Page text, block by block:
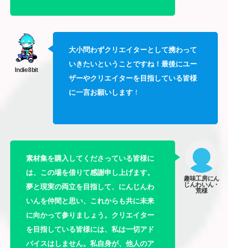
大小問わずクリエイターとして携わって
いきたいということですね！最後にユー
ザーやクリエイターを目指している皆様
に一言お願いします ！
素材集を購入してくださっている皆様に
は、この場を借りて感謝申し上げます。
夢と現実の両立を目指して、にんじんわ
いんを仲間と思い、これからも共に未来
に向かって参りましょう。クリエイター
を目指している皆様には、私は一切アド
バイスはしません。私自身が、他人のア